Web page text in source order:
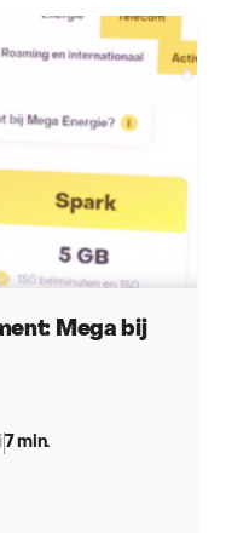
Mega bij
7 min.